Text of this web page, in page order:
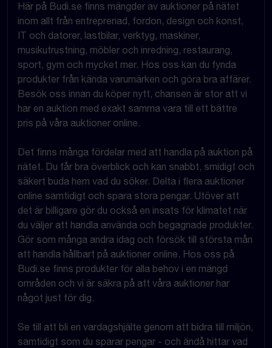
Här på Budi.se finns mängder av auktioner på nätet
inom allt från entreprenad, fordon, design och konst,
IT och datorer, lastbilar, verktyg, maskiner,
musikutrustning, möbler och inredning, restaurang,
sport, gym och mycket mer. Hos oss kan du fynda
produkter från kända varumärken och göra bra affärer.
Besök oss innan du köper nytt, chansen är stor att vi
har en auktion med exakt samma vara till ett bättre
pris på våra auktioner online.
Det finns många fördelar med att handla på auktion på
nätet. Du får bra överblick och kan snabbt, smidigt och
säkert buda hem vad du söker. Delta i flera auktioner
online samtidigt och spara stora pengar. Utöver att
det är billigare gör du också en insats för klimatet när
du väljer att handla använda och begagnade produkter.
Gör som många andra idag och försök till största mån
att handla hållbart på auktioner online. Hos oss på
Budi.se finns produkter för alla behov i en mängd
områden och vi är säkra på att våra auktioner har
något just för dig.
Se till att bli en vardagshjälte genom att bidra till miljön,
samtidigt som du sparar pengar - och ändå hittar vad